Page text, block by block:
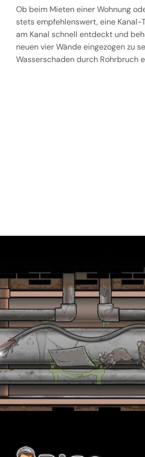
Ob beim Mieten einer Wohnung
stets empfehlenswert, eine Kanal-
am Kanal schnell entdeckt und
neuen vier Wände eingezogen zu
Wasserschaden durch Rohrbruch